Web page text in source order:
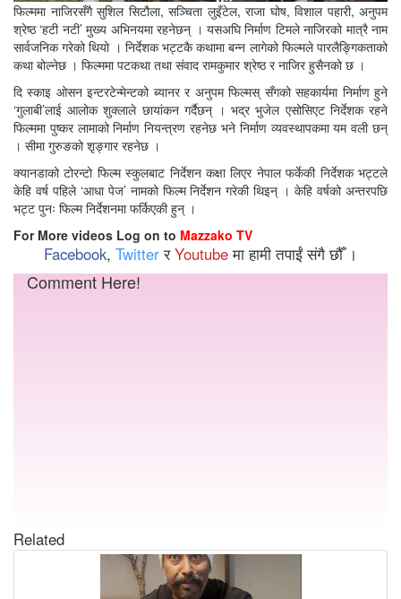
फिल्ममा नाजिरसँगै सुशिल सिटौला, सञ्चिता लुइँटेल, राजा घोष, विशाल पहारी, अनुपम
श्रेष्ठ ‘हटी नटी’ मुख्य अभिनयमा रहनेछन् । यसअघि निर्माण टिमले नाजिरको मात्रै नाम
सार्वजनिक गरेको थियो । निर्देशक भट्टकै कथामा बन्न लागेको फिल्मले पारलैङ्गिकताको
कथा बोल्नेछ । फिल्ममा पटकथा तथा संवाद रामकुमार श्रेष्ठ र नाजिर हुसैनको छ ।
दि स्काइ ओसन इन्टरटेन्मेन्टको ब्यानर र अनुपम फिल्मस् सँगको सहकार्यमा निर्माण हुने
‘गुलाबी’लाई आलोक शुक्लाले छायांकन गर्दैछन् । भद्र भुजेल एसोसिएट निर्देशक रहने
फिल्ममा पुष्कर लामाको निर्माण नियन्त्रण रहनेछ भने निर्माण व्यवस्थापकमा यम वली छन्
। सीमा गुरुङको शृङ्गार रहनेछ ।
क्यानडाको टोरन्टो फिल्म स्कुलबाट निर्देशन कक्षा लिएर नेपाल फर्केकी निर्देशक भट्टले
केहि वर्ष पहिले ‘आधा पेज’ नामको फिल्म निर्देशन गरेकी थिइन् । केहि वर्षको अन्तरपछि
भट्ट पुनः फिल्म निर्देशनमा फर्किएकी हुन् ।
For More videos Log on to Mazzako TV
Facebook, TwitterरYoutubeमा हामी तपाईं संगै छौँ ।
Comment Here!
Related